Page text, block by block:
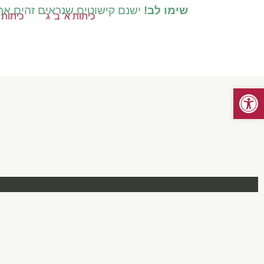
פתח סרגל נגישות
שימו לב! ישנם קישוטים שנראים זהים
כיתות א' ב' ג'